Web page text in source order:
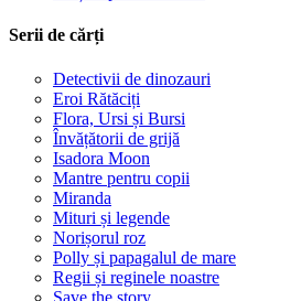
Serii de cărți
Detectivii de dinozauri
Eroi Rătăciți
Flora, Ursi și Bursi
Învățătorii de grijă
Isadora Moon
Mantre pentru copii
Miranda
Mituri și legende
Norișorul roz
Polly și papagalul de mare
Regii și reginele noastre
Save the story